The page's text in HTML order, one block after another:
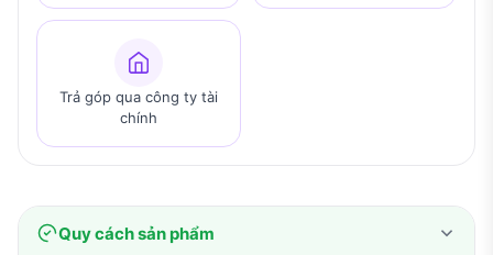
Trả góp qua công ty tài
chính
Quy cách sản phẩm